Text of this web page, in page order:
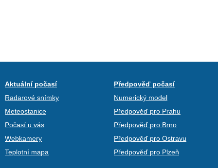
Aktuální počasí
Radarové snímky
Meteostanice
Počasí u vás
Webkamery
Teplotní mapa
Předpověď počasí
Numerický model
Předpověď pro Prahu
Předpověď pro Brno
Předpověď pro Ostravu
Předpověď pro Plzeň